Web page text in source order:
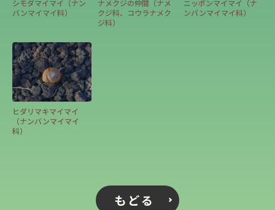
シモダマイマイ（ナン
バンマイマイ科）
ナメクジの仲間（ナメ
クジ科、コウラナメク
ジ科）
ニッポンマイマイ（ナ
ンバンマイマイ科）
ヒダリマキマイマイ
（ナンバンマイマイ
科）
もどる